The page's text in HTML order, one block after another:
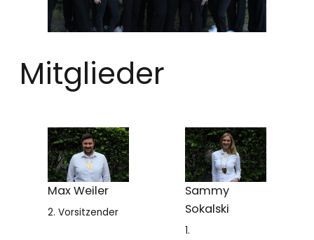
Mitglieder
Max Weiler
2. Vorsitzender
Sammy
Sokalski
1.